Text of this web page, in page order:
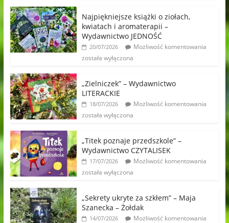
Najpiękniejsze książki o ziołach,
kwiatach i aromaterapii –
Wydawnictwo JEDNOŚĆ
20/07/2026
Możliwość komentowania
została wyłączona
„Zielniczek” – Wydawnictwo
LITERACKIE
18/07/2026
Możliwość komentowania
została wyłączona
„Titek poznaje przedszkole” –
Wydawnictwo CZYTALISEK
17/07/2026
Możliwość komentowania
została wyłączona
„Sekrety ukryte za szkłem” – Maja
Szanecka – Żołdak
14/07/2026
Możliwość komentowania